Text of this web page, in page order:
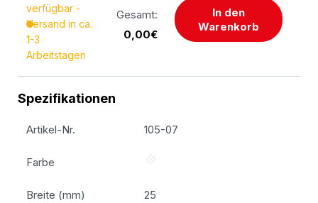
verfügbar -
Versand in ca.
1-3
Arbeitstagen
Gesamt:
0,00€
In den
Warenkorb
Spezifikationen
Artikel-Nr. 105-07
Farbe
Breite (mm) 25